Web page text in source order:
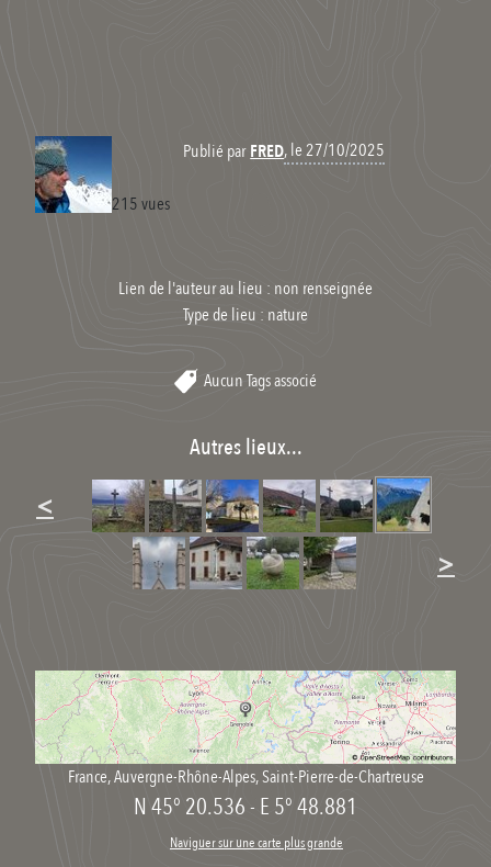
Publié par FRED, le 27/10/2025
215 vues
Lien de l'auteur au lieu : non renseignée
Type de lieu : nature
Aucun Tags associé
Autres lieux...
<
>
N 45° 20.536- E 5° 48.881
France,Auvergne-Rhône-Alpes,Saint-Pierre-de-Chartreuse
Naviguer sur une carte plus grande